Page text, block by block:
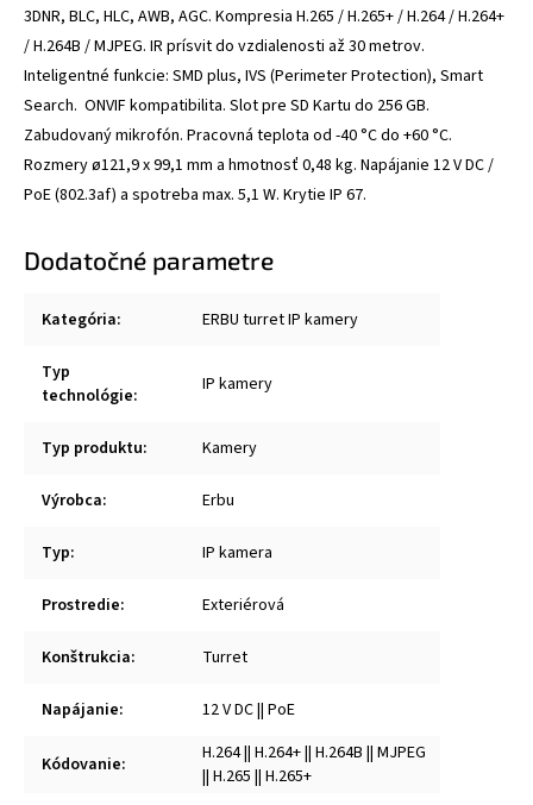
3DNR, BLC, HLC, AWB, AGC. Kompresia H.265 / H.265+ / H.264 / H.264+
/ H.264B / MJPEG. IR prísvit do vzdialenosti až 30 metrov.
Inteligentné funkcie: SMD plus, IVS (Perimeter Protection), Smart
Search. ONVIF kompatibilita. Slot pre SD Kartu do 256 GB.
Zabudovaný mikrofón. Pracovná teplota od -40 °C do +60 °C.
Rozmery ø121,9 x 99,1 mm a hmotnosť 0,48 kg. Napájanie 12 V DC /
PoE (802.3af) a spotreba max. 5,1 W. Krytie IP 67.
Dodatočné parametre
Kategória: ERBU turret IP kamery
Typ
technológie: IP kamery
Typ produktu: Kamery
Výrobca: Erbu
Typ: IP kamera
Prostredie: Exteriérová
Konštrukcia: Turret
Napájanie: 12 V DC || PoE
Kódovanie:
H.264 || H.264+ || H.264B || MJPEG
|| H.265 || H.265+